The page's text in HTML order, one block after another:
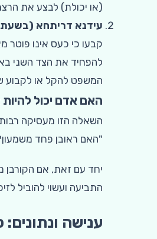
(או יכולת) לבצע את
עידנא דריתחא
קבעו כי כעס אינו פוטר
להפחיד את הצד השני
המשפט להקל או לקבוע
האם אדם יכול
השאלה הזו מעסיקה
"האם ראובן פחד
יחד עם זאת, אם הקורבן
התביעה ועשוי להוביל
ענישה